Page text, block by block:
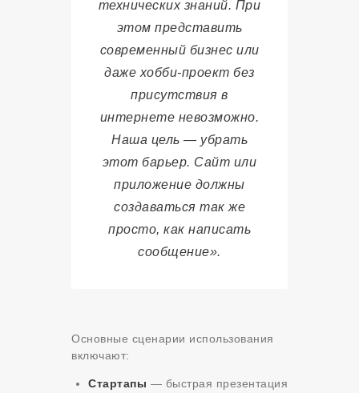
технических знаний. При
этом представить
современный бизнес или
даже хобби-проект без
присутствия в
интернете невозможно.
Наша цель — убрать
этот барьер. Сайт или
приложение должны
создаваться так же
просто, как написать
сообщение».
Основные сценарии использования
включают:
Стартапы — быстрая презентация